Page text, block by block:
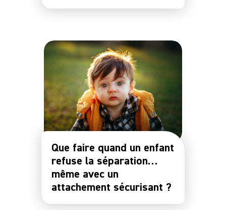
Que faire quand un enfant
refuse la séparation…
même avec un
attachement sécurisant ?